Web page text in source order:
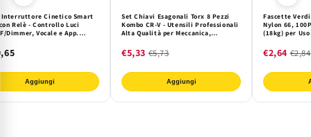
Interruttore Cinetico Smart
Relè - Controllo Luci
Dimmer, Vocale e App.
Home per Domotica.
Aggiungi
Set Chiavi Esagonali Torx 8 Pezzi
Kombo CR-V - Utensili Professionali
Alta Qualità per Meccanica,
€5,33 €5,73
Aggiungi
Fascette
Nylon 66,
(18kg) per
Industriale.
€2,64 €2,84